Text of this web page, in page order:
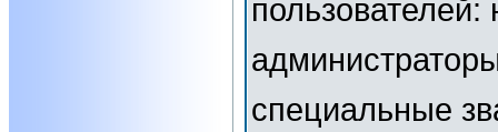
специальные